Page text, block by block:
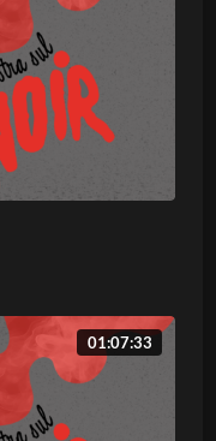
01:07:33